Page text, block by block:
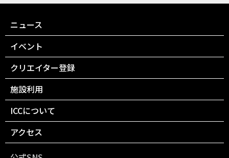
ニュース
イベント
クリエイター登録
施設利用
ICCについて
アクセス